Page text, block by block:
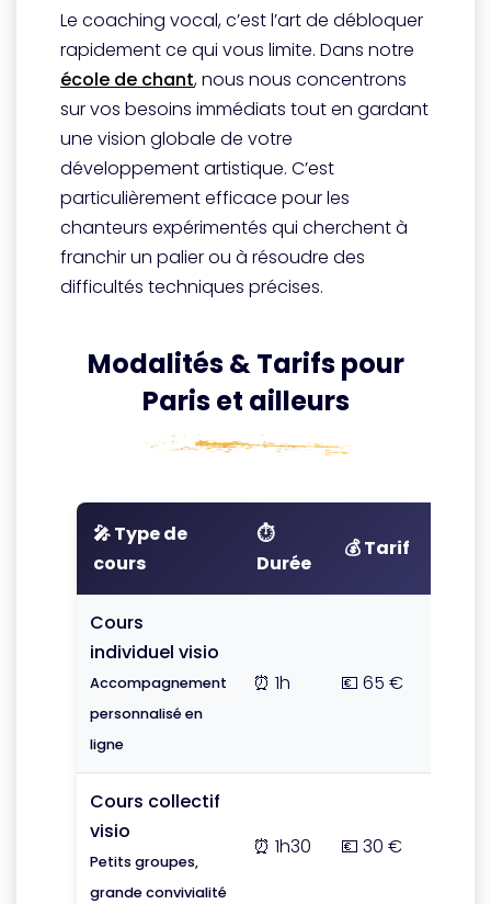
Le coaching vocal, c’est l’art de débloquer
rapidement ce qui vous limite. Dans notre
école de chant, nous nous concentrons
sur vos besoins immédiats tout en gardant
une vision globale de votre
développement artistique. C’est
particulièrement efficace pour les
chanteurs expérimentés qui cherchent à
franchir un palier ou à résoudre des
difficultés techniques précises.
Modalités & Tarifs pour
Paris et ailleurs
🎤 Type de
cours
⏱️
Durée
💰 Tarif
Cours
individuel visio
Accompagnement
personnalisé en
ligne
⏰ 1h 💶 65 €
Cours collectif
visio
Petits groupes,
grande convivialité
⏰ 1h30 💶 30 €